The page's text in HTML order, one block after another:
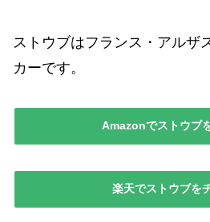
ストウブはフランス・アルザ
カーです。
Amazonでストウブ
楽天でストウブを